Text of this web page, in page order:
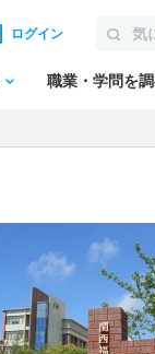
ログイン
職業・学問を